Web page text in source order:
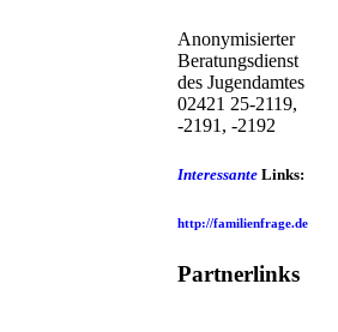
Anonymisierter
Beratungsdienst
des Jugendamtes
02421 25-2119,
-2191, -2192
InteressanteLinks:
http://familienfrage.de
Partnerlinks